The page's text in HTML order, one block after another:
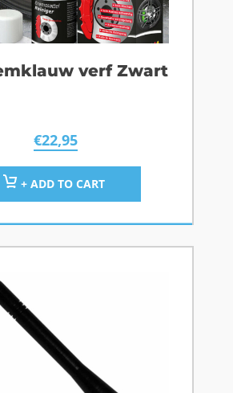
verf Zwart
€22,95
+ ADD TO CART